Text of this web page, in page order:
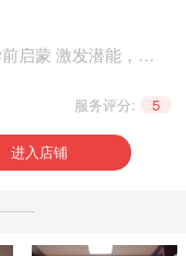
服务评分: 5
进入店铺